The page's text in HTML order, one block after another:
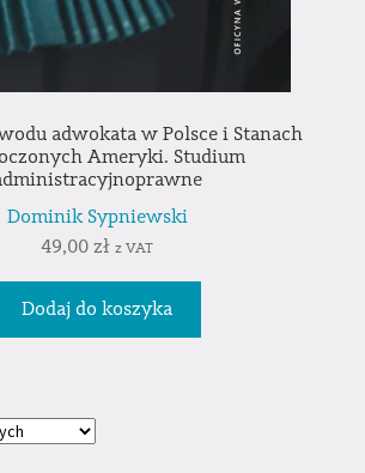
adwokata w Polsce i Stanach
Ameryki. Studium
Dominik Sypniewski
49,00 zł z VAT
Dodaj do koszyka